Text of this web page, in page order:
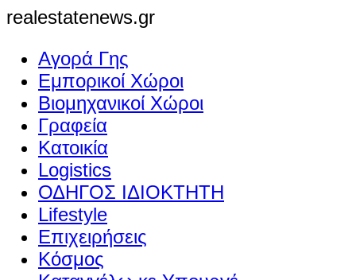
realestatenews.gr
Αγορά Γης
Εμπορικοί Χώροι
Βιομηχανικοί Χώροι
Γραφεία
Κατοικία
Logistics
ΟΔΗΓΟΣ ΙΔΙΟΚΤΗΤΗ
Lifestyle
Επιχειρήσεις
Κόσμος